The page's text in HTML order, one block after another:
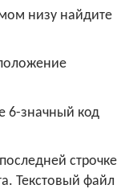
низу найдите
6-значный код
строчке
Текстовый файл